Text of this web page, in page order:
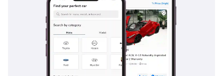
البيئية ، تم تصميم حافلات هايغر لتقليل الانبعاثات ، مما يجعلها خيارًا
في الإمارات العربية المتحدة للمشغلين إمكانية الحفاظ على حافلاتهم